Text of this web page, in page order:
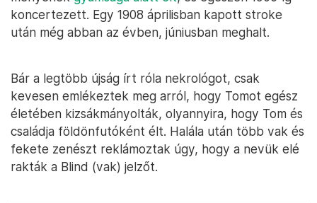
koncertezett. Egy 1908 áprilisban kapott stroke
után még abban az évben, júniusban meghalt.
Bár a legtöbb újság írt róla nekrológot, csak
kevesen emlékeztek meg arról, hogy Tomot egész
életében kizsákmányolták, olyannyira, hogy Tom és
családja földönfutóként élt. Halála után több vak és
fekete zenészt reklámoztak úgy, hogy a nevük elé
rakták a Blind (vak) jelzőt.